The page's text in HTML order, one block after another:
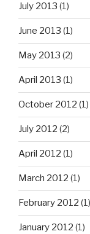
July 2013 (1)
June 2013 (1)
May 2013 (2)
April 2013 (1)
October 2012 (1)
July 2012 (2)
April 2012 (1)
March 2012 (1)
February 2012 (1)
January 2012 (1)